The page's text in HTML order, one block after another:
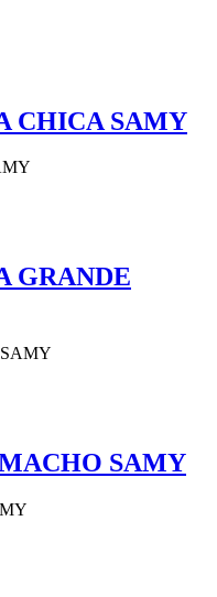
CHICA SAMY
GRANDE
SAMY